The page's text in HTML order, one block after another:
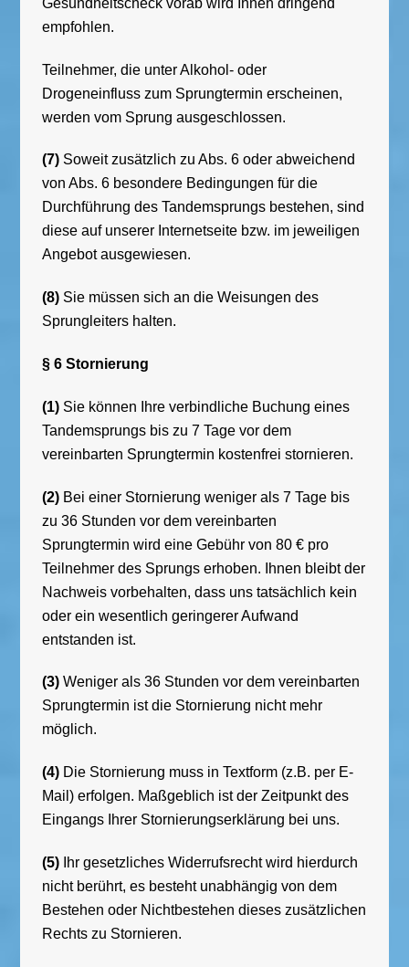
empfohlen.
Teilnehmer, die unter Alkohol- oder
Drogeneinfluss zum Sprungtermin erscheinen,
werden vom Sprung ausgeschlossen.
(7) Soweit zusätzlich zu Abs. 6 oder abweichend
von Abs. 6 besondere Bedingungen für die
Durchführung des Tandemsprungs bestehen, sind
diese auf unserer Internetseite bzw. im jeweiligen
Angebot ausgewiesen.
(8) Sie müssen sich an die Weisungen des
Sprungleiters halten.
§ 6 Stornierung
(1) Sie können Ihre verbindliche Buchung eines
Tandemsprungs bis zu 7 Tage vor dem
vereinbarten Sprungtermin kostenfrei stornieren.
(2) Bei einer Stornierung weniger als 7 Tage bis
zu 36 Stunden vor dem vereinbarten
Sprungtermin wird eine Gebühr von 80 € pro
Teilnehmer des Sprungs erhoben. Ihnen bleibt der
Nachweis vorbehalten, dass uns tatsächlich kein
oder ein wesentlich geringerer Aufwand
entstanden ist.
(3)Weniger als 36 Stunden vor dem vereinbarten
Sprungtermin ist die Stornierung nicht mehr
möglich.
(4) Die Stornierung muss in Textform (z.B. per E-
Mail) erfolgen. Maßgeblich ist der Zeitpunkt des
Eingangs Ihrer Stornierungserklärung bei uns.
(5) Ihr gesetzliches Widerrufsrecht wird hierdurch
nicht berührt, es besteht unabhängig von dem
Bestehen oder Nichtbestehen dieses zusätzlichen
Rechts zu Stornieren.